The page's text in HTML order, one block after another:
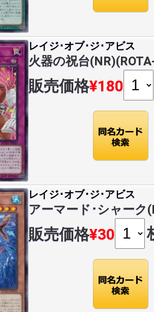
レイジ･オブ･ジ･アビス
火器の祝台
販売価格¥180
レイジ･オブ･ジ･アビス
アーマード･シャーク
販売価格¥30